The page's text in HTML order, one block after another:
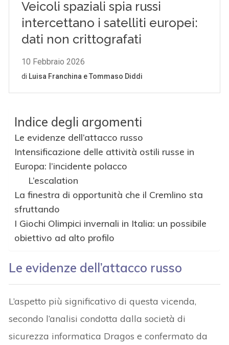
Indice degli argomenti
Le evidenze dell’attacco russo
Intensificazione delle attività ostili russe in
Europa: l’incidente polacco
L’escalation
La finestra di opportunità che il Cremlino sta
sfruttando
I Giochi Olimpici invernali in Italia: un possibile
obiettivo ad alto profilo
Le evidenze dell’attacco russo
L’aspetto più significativo di questa vicenda,
secondo l’analisi condotta dalla società di
sicurezza informatica Dragos e confermato da